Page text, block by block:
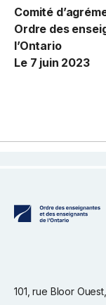
Comité
Ordre des
l’Ontario
Le 7 juin 2023
101, rue Bloor